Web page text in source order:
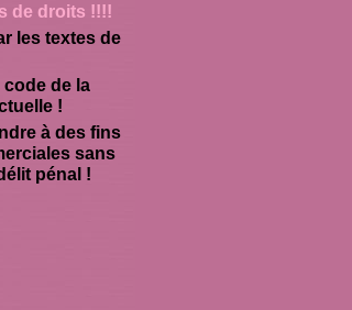
de droits !!!!
les textes de
code de la
!
à des fins
sans
pénal !